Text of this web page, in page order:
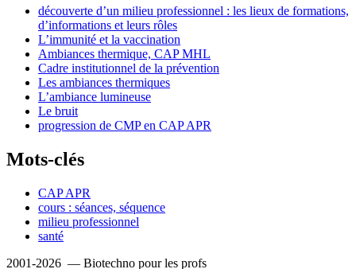
découverte d’un milieu professionnel : les lieux de formations,
d’informations et leurs rôles
L’immunité et la vaccination
Ambiances thermique, CAP MHL
Cadre institutionnel de la prévention
Les ambiances thermiques
L’ambiance lumineuse
Le bruit
progression de CMP en CAP APR
Mots-clés
CAP APR
cours : séances, séquence
milieu professionnel
santé
2001-2026 — Biotechno pour les profs